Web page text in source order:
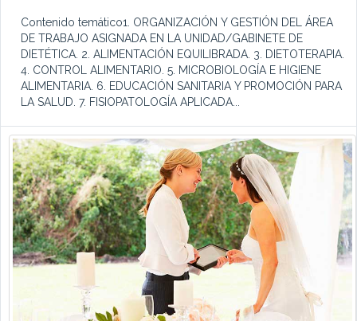
Contenido temático1. ORGANIZACIÓN Y GESTIÓN DEL ÁREA
DE TRABAJO ASIGNADA EN LA UNIDAD/GABINETE DE
DIETÉTICA. 2. ALIMENTACIÓN EQUILIBRADA. 3. DIETOTERAPIA.
4. CONTROL ALIMENTARIO. 5. MICROBIOLOGÍA E HIGIENE
ALIMENTARIA. 6. EDUCACIÓN SANITARIA Y PROMOCIÓN PARA
LA SALUD. 7. FISIOPATOLOGÍA APLICADA...